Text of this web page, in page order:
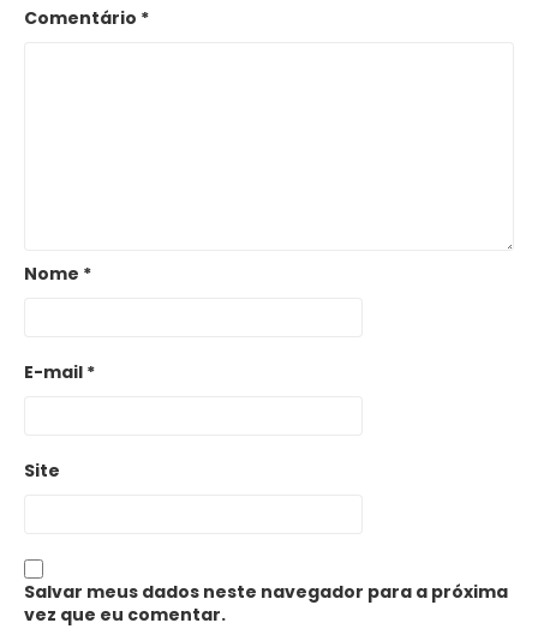
Comentário *
Nome *
E-mail *
Site
Salvar meus dados neste navegador para a próxima
vez que eu comentar.